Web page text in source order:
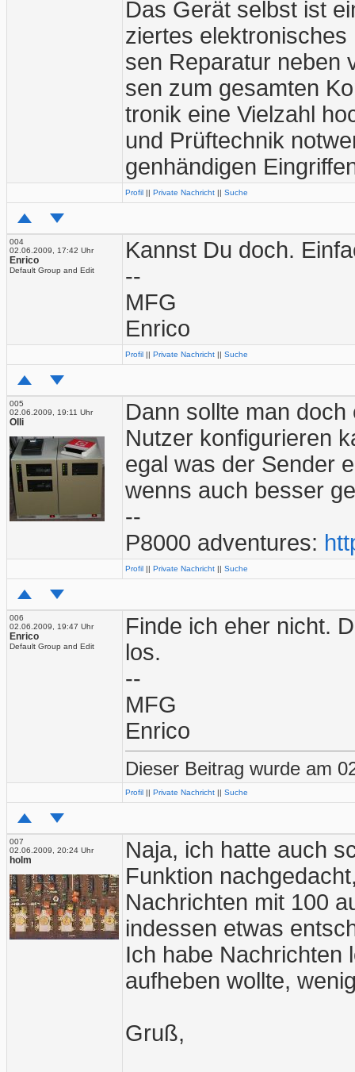
Das Gerät selbst ist
ziertes
sen Reparatur neben
sen zum gesamten
tronik eine Vielzahl
und Prüftechnik
genhändigen
Profil || Private Nachricht || Suche
004
02.06.2009, 17:42 Uhr
Enrico
Default Group and Edit
Kannst Du doch.
--
MFG
Enrico
Profil || Private Nachricht || Suche
005
02.06.2009, 19:11 Uhr
Olli
Dann sollte man
Nutzer konfigurieren
egal was der Sender
wenns auch besser
--
P8000 adventures:
Profil || Private Nachricht || Suche
006
02.06.2009, 19:47 Uhr
Enrico
Default Group and Edit
Finde ich eher nicht.
los.
--
MFG
Enrico
Dieser Beitrag wurde am
Profil || Private Nachricht || Suche
007
02.06.2009, 20:24 Uhr
holm
Naja, ich hatte auch
Funktion
Nachrichten mit 100
indessen etwas
Ich habe Nachrichten
aufheben wollte,
Gruß,